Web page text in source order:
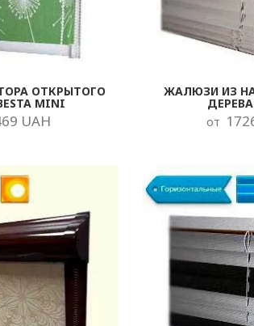
ОТКРЫТОГО
MINI
UAH
ЖАЛЮЗИ ИЗ
от